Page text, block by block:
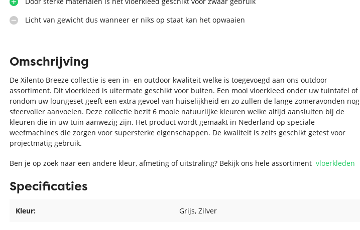
Licht van gewicht dus wanneer er niks op staat kan het opwaaien
Omschrijving
De Xilento Breeze collectie is een in- en outdoor kwaliteit welke is toegevoegd aan ons outdoor
assortiment. Dit vloerkleed is uitermate geschikt voor buiten. Een mooi vloerkleed onder uw tuintafel of
rondom uw loungeset geeft een extra gevoel van huiselijkheid en zo zullen de lange zomeravonden nog
sfeervoller aanvoelen. Deze collectie bezit 6 mooie natuurlijke kleuren welke altijd aansluiten bij de
kleuren die in uw tuin aanwezig zijn. Het product wordt gemaakt in Nederland op speciale
weefmachines die zorgen voor supersterke eigenschappen. De kwaliteit is zelfs geschikt getest voor
projectmatig gebruik.
Ben je op zoek naar een andere kleur, afmeting of uitstraling? Bekijk ons hele assortimentvloerkleden
Specificaties
Kleur: Grijs, Zilver